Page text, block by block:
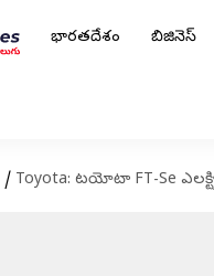
భారతదేశం బిజినెస్
/ Toyota: టయోటా FT-Se